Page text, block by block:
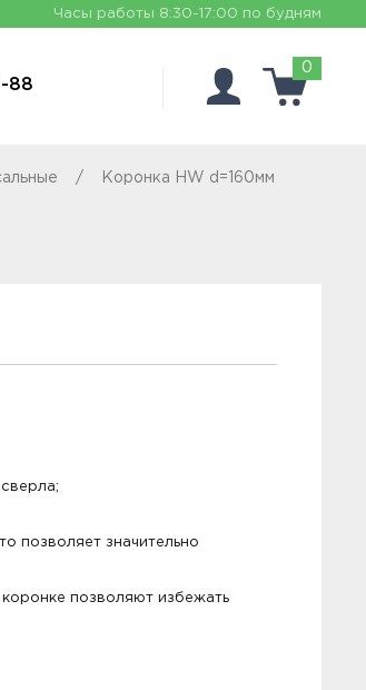
Часы работы 8:30-17:00 по будням
88
0
Коронка HW d=160мм
позволяет значительно
позволяют избежать